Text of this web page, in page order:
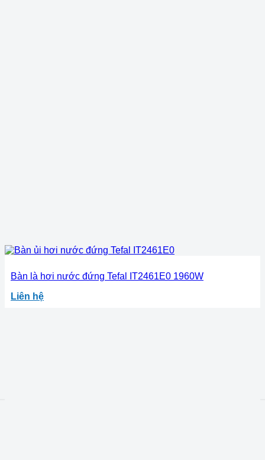
Bàn là hơi nước đứng Tefal IT2461E0 1960W
Liên hệ